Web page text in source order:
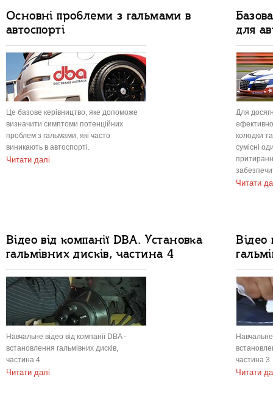
Основні проблеми з гальмами в
автоспорті
Це базове керівництво, яке допоможе
визначити симптоми потенційних
проблем з гальмами, які часто
виникають в автоспорті.
Читати далі
для
Для
колодки
сумісні
Читати
Відео від компанії DBA. Установка
гальмівних дисків, частина 4
Навчальне відео від компанії DBA -
встановлення гальмівних дисків,
частина 4
Читати далі
Відео
Навчальне
частина 3
Читати